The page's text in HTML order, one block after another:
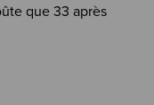
que 33 après